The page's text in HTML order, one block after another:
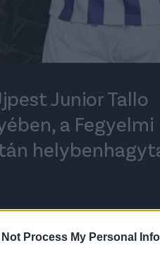
Not Process My Personal
Junior Tallo
a Fegyelmi
minket aCsakfociGoogle